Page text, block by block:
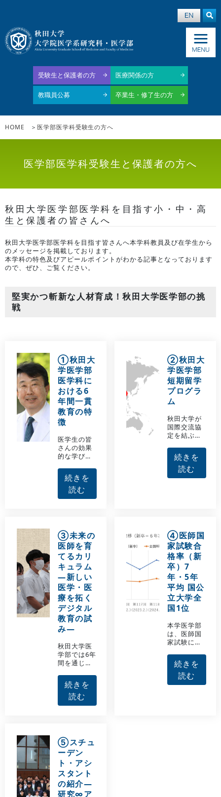
受験生と保護者の方 医療関係の方
教職員公募 卒業生・修了生の方
HOME 医学部医学科受験生の方へ
医学部医学科受験生と保護者の方へ
秋田大学医学部医学科を目指す小・中・高
生と保護者の皆さんへ
秋田大学医学部医学科を目指す皆さんへ本学科教員及び在学生から
のメッセージを掲載しております。
本学科の特色及びアピールポイントがわかる記事となっております
ので、ぜひ、ご覧ください。
堅実かつ斬新な人材育成！秋田大学医学部の挑
戦
①秋田大
学医学部
医学科に
おける6
年間一貫
教育の特
徴
医学生の皆
さんの効果
的な学びを
めに、入学
直後の1年次
から卒業時
の目標を見
開していま
す。是非、
皆さんが目
標とする理
想的な医師
を目指し
て、教育熱
心な先生が
多い本学で
私たちとい
っしょに医
学を学びま
しょう！！
続きを
読む
②秋田大
学医学部
短期留学
プログラ
ム
秋田大学が
国際交流協
定を結ぶ大
部独自に派
遣留学を実
施している
施設との連
どが大学か
ら補助され
ます。語学
力や専門分
野に応じ
て、現地の
医師や学生
と一緒に研
修を行いま
す。
続きを
読む
③未来の
医師を育
てるカリ
キュラム
―新しい
医学・医
療を拓く
デジタル
教育の試
み―
秋田大学医
学部では6年
間を通じて
る教育方法
を用いてお
り、教育内
容も医学の
たものとな
っていま
す。その理
由として、
従来の医学
教育で行わ
れていた一
続きを
読む
④医師国
家試験合
格率（新
卒）7
年・5年
平均 国公
立大学全
国1位
本学医学部
は、医師国
家試験にお
た高い成果
を上げてお
り（表）、
新卒合格率
続きを
読む
⑤スチュ
ーデン
ト・アシ
スタント
の紹介―
研究∞ア